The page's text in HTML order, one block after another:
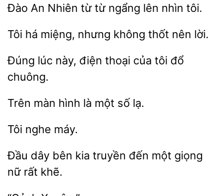
An Nhiên từ từ lên nhìn
Tôi miệng, nhưng nên lời.
Đúng lúc điện thoại
đổ
chuông.
hình là số lạ.
Đầu dây bên
truyền đến một giọng
rất